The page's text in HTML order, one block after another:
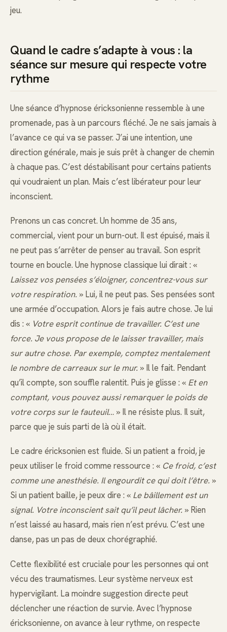
jeu.
Quand le cadre s’adapte à vous : la
séance sur mesure qui respecte votre
rythme
Une séance d’hypnose éricksonienne ressemble à une
promenade, pas à un parcours fléché. Je ne sais jamais à
l’avance ce qui va se passer. J’ai une intention, une
direction générale, mais je suis prêt à changer de chemin
à chaque pas. C’est déstabilisant pour certains patients
qui voudraient un plan. Mais c’est libérateur pour leur
inconscient.
Prenons un cas concret. Un homme de 35 ans,
commercial, vient pour un burn-out. Il est épuisé, mais il
ne peut pas s’arrêter de penser au travail. Son esprit
tourne en boucle. Une hypnose classique lui dirait : «
Laissez vos pensées s’éloigner, concentrez-vous sur
votre respiration. » Lui, il ne peut pas. Ses pensées sont
une armée d’occupation. Alors je fais autre chose. Je lui
dis : « Votre esprit continue de travailler. C’est une
force. Je vous propose de le laisser travailler, mais
sur autre chose. Par exemple, comptez mentalement
le nombre de carreaux sur le mur. » Il le fait. Pendant
qu’il compte, son souffle ralentit. Puis je glisse : « Et en
comptant, vous pouvez aussi remarquer le poids de
votre corps sur le fauteuil… » Il ne résiste plus. Il suit,
parce que je suis parti de là où il était.
Le cadre éricksonien est fluide. Si un patient a froid, je
peux utiliser le froid comme ressource : « Ce froid, c’est
comme une anesthésie. Il engourdit ce qui doit l’être. »
Si un patient baille, je peux dire : « Le bâillement est un
signal. Votre inconscient sait qu’il peut lâcher. » Rien
n’est laissé au hasard, mais rien n’est prévu. C’est une
danse, pas un pas de deux chorégraphié.
Cette flexibilité est cruciale pour les personnes qui ont
vécu des traumatismes. Leur système nerveux est
hypervigilant. La moindre suggestion directe peut
déclencher une réaction de survie. Avec l’hypnose
éricksonienne, on avance à leur rythme, on respecte